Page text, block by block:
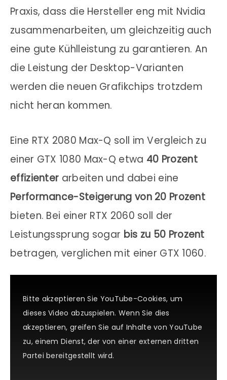
Praxis, dass die Hersteller eng mit Nvidia
zusammenarbeiten, um gleichzeitig auch
eine gute Kühlleistung zu garantieren. An
die Leistung der Desktop-Varianten
werden die neuen Grafikchips trotzdem
nicht heran kommen.
Eine RTX 2080 Max-Q soll im Vergleich zu
einer GTX 1080 Max-Q etwa 40 Prozent
effizienter arbeiten und dabei eine
Performance-Steigerung von 20 Prozent
bieten. Bei einer RTX 2060 soll der
Leistungssprung sogar bis zu 50 Prozent
betragen, verglichen mit einer GTX 1060.
Bitte akzeptieren Sie YouTube-Cookies, um
dieses Video abzuspielen. Wenn Sie dies
akzeptieren, greifen Sie auf Inhalte von YouTube
zu, einem Dienst, der von einer externen dritten
Partei bereitgestellt wird.